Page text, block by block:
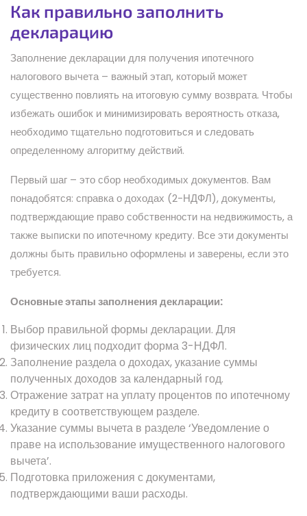
Как правильно заполнить
декларацию
Заполнение декларации для получения ипотечного
налогового вычета – важный этап, который может
существенно повлиять на итоговую сумму возврата. Чтобы
избежать ошибок и минимизировать вероятность отказа,
необходимо тщательно подготовиться и следовать
определенному алгоритму действий.
Первый шаг – это сбор необходимых документов. Вам
понадобятся: справка о доходах (2-НДФЛ), документы,
подтверждающие право собственности на недвижимость, а
также выписки по ипотечному кредиту. Все эти документы
должны быть правильно оформлены и заверены, если это
требуется.
Основные этапы заполнения декларации:
Выбор правильной формы декларации. Для
физических лиц подходит форма 3-НДФЛ.
Заполнение раздела о доходах, указание суммы
полученных доходов за календарный год.
Отражение затрат на уплату процентов по ипотечному
кредиту в соответствующем разделе.
Указание суммы вычета в разделе ‘Уведомление о
праве на использование имущественного налогового
вычета’.
Подготовка приложения с документами,
подтверждающими ваши расходы.